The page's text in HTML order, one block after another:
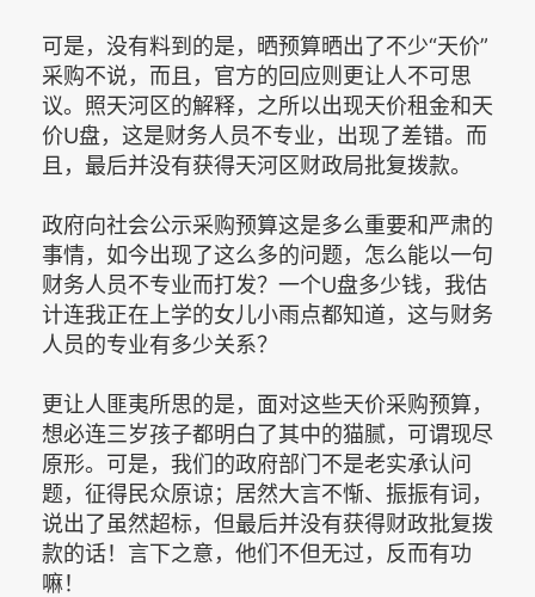
可是，没有料到的是，晒预算晒出了不少“天价”
采购不说，而且，官方的回应则更让人不可思
议。照天河区的解释，之所以出现天价租金和天
价U盘，这是财务人员不专业，出现了差错。而
且，最后并没有获得天河区财政局批复拨款。
政府向社会公示采购预算这是多么重要和严肃的
事情，如今出现了这么多的问题，怎么能以一句
财务人员不专业而打发？一个U盘多少钱，我估
计连我正在上学的女儿小雨点都知道，这与财务
人员的专业有多少关系？
更让人匪夷所思的是，面对这些天价采购预算，
想必连三岁孩子都明白了其中的猫腻，可谓现尽
原形。可是，我们的政府部门不是老实承认问
题，征得民众原谅；居然大言不惭、振振有词，
说出了虽然超标，但最后并没有获得财政批复拨
款的话！言下之意，他们不但无过，反而有功
嘛！